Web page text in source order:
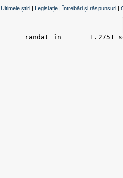
Ultimele știri | Legislație | Întrebări și răspunsuri |
randat în